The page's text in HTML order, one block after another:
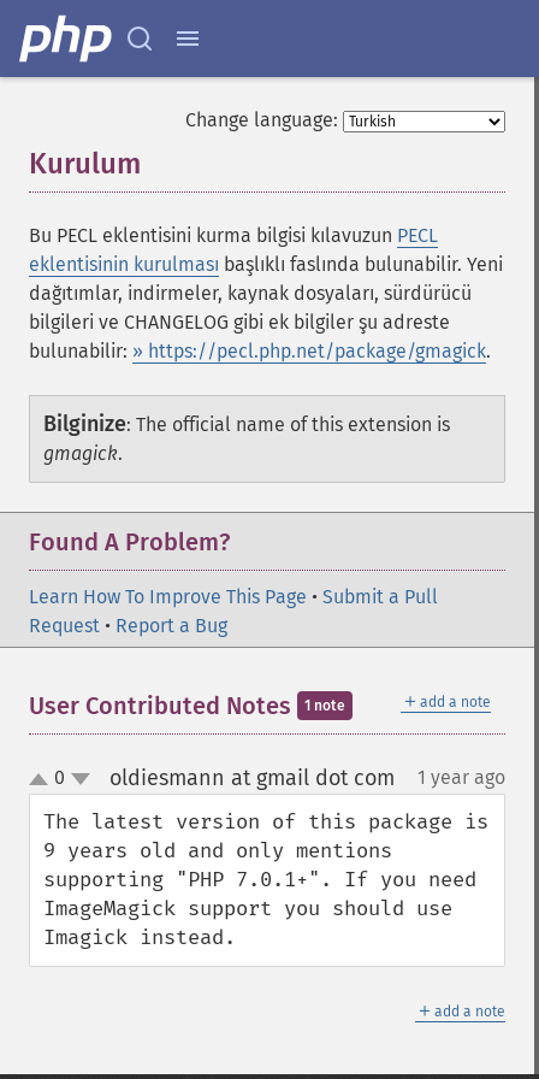
Change language:
Kurulum
Bu PECL eklentisini kurma bilgisi kılavuzun PECL
eklentisinin kurulması başlıklı faslında bulunabilir. Yeni
dağıtımlar, indirmeler, kaynak dosyaları, sürdürücü
bilgileri ve CHANGELOG gibi ek bilgiler şu adreste
bulunabilir: » https://pecl.php.net/package/gmagick.
Bilginize: The official name of this extension is
gmagick.
Found A Problem?
Learn How To Improve This Page • Submit a Pull
Request • Report a Bug
＋ add a note
User Contributed Notes 1 note
up
down
0 oldiesmann at gmail dot com 1 year ago
The latest version of this package is
9 years old and only mentions
supporting "PHP 7.0.1+". If you need
ImageMagick support you should use
Imagick instead.
＋ add a note